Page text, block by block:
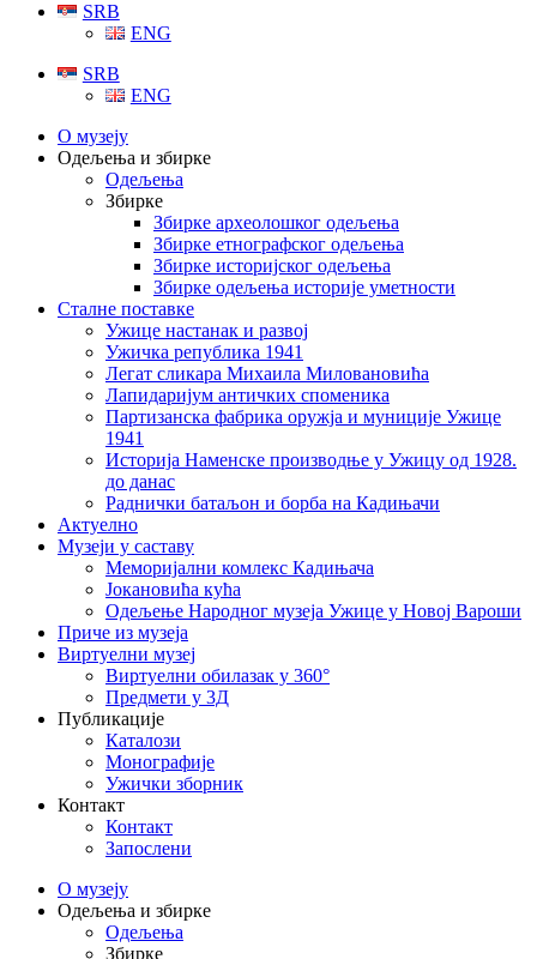
SRB
ENG
SRB
ENG
О музеју
Одељења и збирке
Одељења
Збирке
Збирке археолошког одељења
Збирке етнографског одељења
Збирке историјског одељења
Збирке одељења историје уметности
Сталне поставке
Ужице настанак и развој
Ужичка република 1941
Легат сликара Михаила Миловановића
Лапидаријум античких споменика
Партизанска фабрика оружја и муниције Ужице
1941
Историја Наменске производње у Ужицу од 1928.
до данас
Раднички батаљон и борба на Кадињачи
Актуелно
Музеји у саставу
Меморијални комлекс Кадињача
Јокановића кућа
Oдељење Народног музеја Ужице у Новој Вароши
Приче из музеја
Виртуелни музеј
Виртуелни обилазак у 360°
Предмети у 3Д
Публикације
Каталози
Монографије
Ужички зборник
Контакт
Контакт
Запослени
О музеју
Одељења и збирке
Одељења
Збирке